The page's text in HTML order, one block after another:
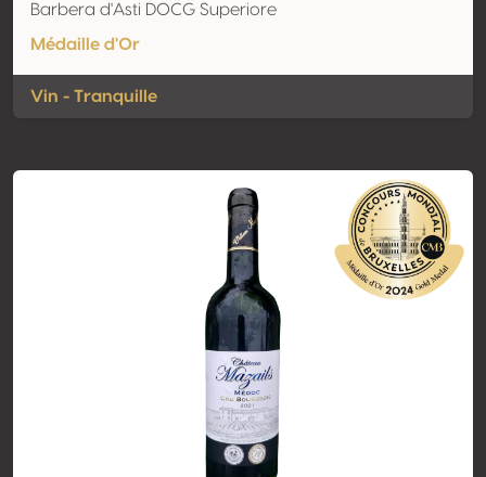
Barbera d'Asti DOCG Superiore
Médaille d'Or
Vin - Tranquille